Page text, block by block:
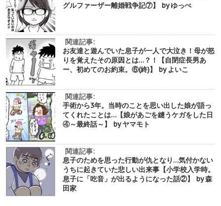
グルファーザー離婚戦争記⑦】 by ゆっぺ
関連記事:
お友達と遊んでいた息子が一人で大泣き！母が怒
りを覚えたその原因とは…？！【自閉症長男あ
ー、初めてのお約束。⑥(終)】 by よいこ
関連記事:
手術から3年。当時のことを思い出した娘が語っ
てくれたことは…【娘があごを縫うケガをした日
④～最終話～】 by ヤマモト
関連記事:
息子のためを思った行動が仇となり…気付かない
うちに起きていた悲しい出来事【小学校入学時。
息子に「吃音」が出るようになった話②】 by 森
田家